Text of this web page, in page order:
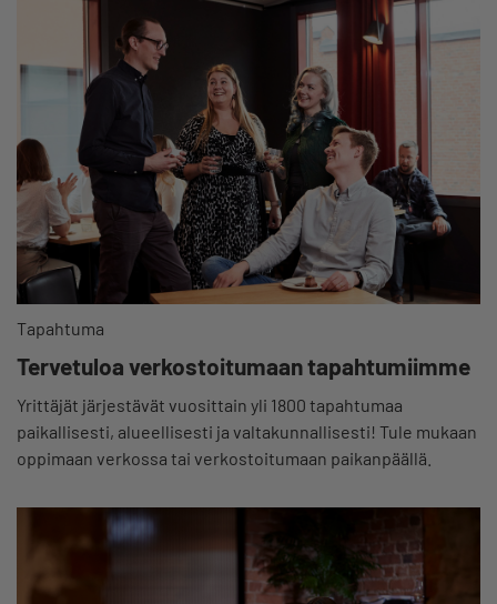
Tapahtuma
Tervetuloa verkostoitumaan tapahtumiimme
Yrittäjät järjestävät vuosittain yli 1800 tapahtumaa
paikallisesti, alueellisesti ja valtakunnallisesti! Tule mukaan
oppimaan verkossa tai verkostoitumaan paikanpäällä.